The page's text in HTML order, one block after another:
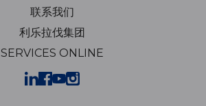
联系我们
利乐拉伐集团
SERVICES ONLINE